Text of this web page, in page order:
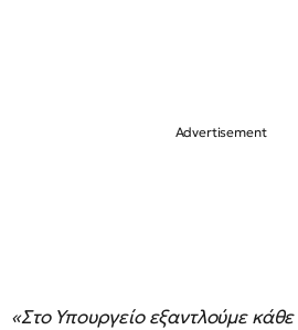
«Στο Υπουργείο εξαντλούμε